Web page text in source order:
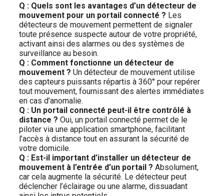
Q : Quels sont les avantages d’un détecteur de
mouvement pour un portail connecté ? Les
détecteurs de mouvement permettent de signaler
toute présence suspecte autour de votre propriété,
activant ainsi des alarmes ou des systèmes de
surveillance au besoin.
Q : Comment fonctionne un détecteur de
mouvement ? Un détecteur de mouvement utilise
des capteurs puissants répartis à 360° pour repérer
tout mouvement, fournissant des alertes immédiates
en cas d’anomalie.
Q : Un portail connecté peut-il être contrôlé à
distance ? Oui, un portail connecté permet de le
piloter via une application smartphone, facilitant
l’accès à distance tout en assurant la sécurité de
votre domicile.
Q : Est-il important d’installer un détecteur de
mouvement à l’entrée d’un portail ? Absolument,
car cela augmente la sécurité. Le détecteur peut
déclencher l’éclairage ou une alarme, dissuadant